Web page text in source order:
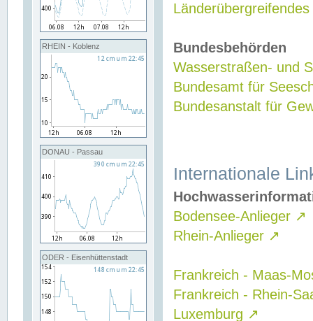
RHEIN - Koblenz
DONAU - Passau
ODER - Eisenhüttenstadt
Bundesbehörden
Wasserstraßen- und
Bundesamt für
Bundesanstalt für
Internationale
Bodensee-Anlieger ↗
Rhein-Anlieger ↗
Frankreich - Maas-
Frankreich - Rhein-
Luxemburg ↗